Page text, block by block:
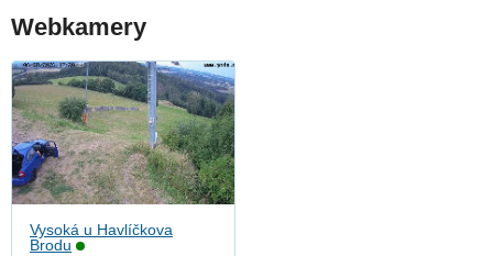
Webkamery
Vysoká u Havlíčkova
Brodu